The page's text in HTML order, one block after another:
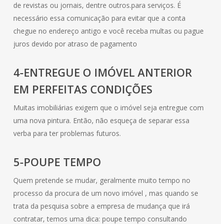
de revistas ou jornais, dentre outros.para serviços. É
necessário essa comunicação para evitar que a conta
chegue no endereço antigo e você receba multas ou pague
juros devido por atraso de pagamento
4-ENTREGUE O IMÓVEL ANTERIOR
EM PERFEITAS CONDIÇÕES
Muitas imobiliárias exigem que o imóvel seja entregue com
uma nova pintura. Então, não esqueça de separar essa
verba para ter problemas futuros.
5-POUPE TEMPO
Quem pretende se mudar, geralmente muito tempo no
processo da procura de um novo imóvel , mas quando se
trata da pesquisa sobre a empresa de mudança que irá
contratar, temos uma dica: poupe tempo consultando